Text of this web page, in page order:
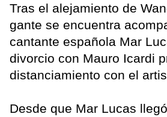
Tras el alejamiento de
gante se encuentra
cantante española Mar
divorcio con Mauro Icardi
distanciamiento con el
Desde que Mar Lucas